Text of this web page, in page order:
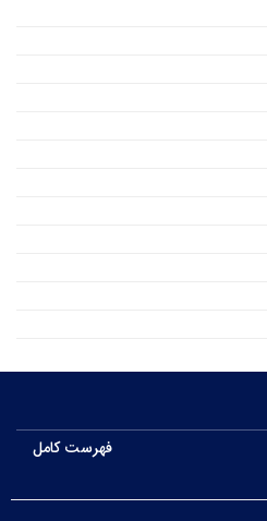
فهرست کامل